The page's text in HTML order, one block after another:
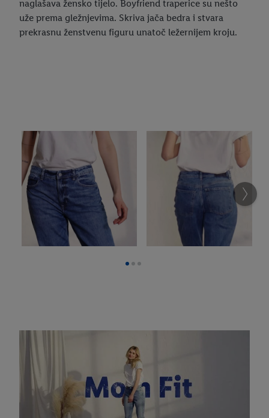
naglašava žensko tijelo. Boyfriend traperice su nešto
uže prema gležnjevima. Skriva jača bedra i stvara
prekrasnu ženstvenu figuru unatoč ležernijem kroju.